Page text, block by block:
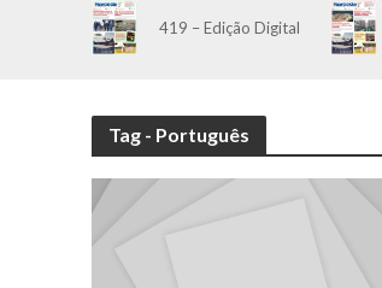
419 – Edição Digital
Tag - Português